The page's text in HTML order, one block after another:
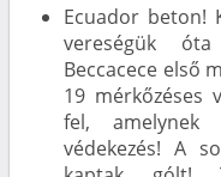
Ecuador beton!
vereségük
Beccacece első
19 mérkőzéses
fel, amelynek
védekezés! A